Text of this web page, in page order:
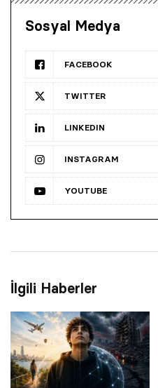
Sosyal Medya
FACEBOOK
TWITTER
LINKEDIN
INSTAGRAM
YOUTUBE
İlgili Haberler